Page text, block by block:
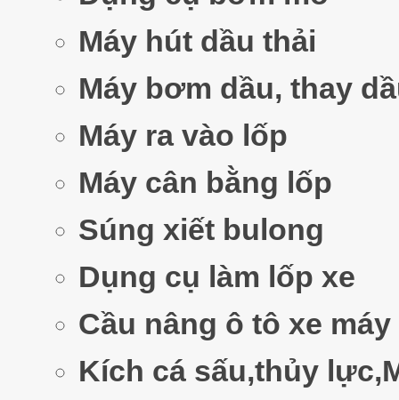
Máy hút dầu thải
Máy bơm dầu, thay
Máy ra vào lốp
Máy cân bằng lốp
Súng xiết bulong
Dụng cụ làm lốp xe
Cầu nâng ô tô xe máy
Kích cá sấu,thủy